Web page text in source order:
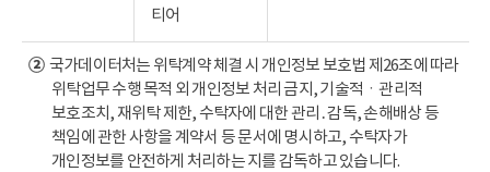
티어
②국가데이터처는 위탁계약 체결 시 개인정보 보호법 제26조에 따라
위탁업무 수행 목적 외 개인정보 처리 금지, 기술적ㆍ관리적
보호조치, 재위탁 제한, 수탁자에 대한 관리․감독, 손해배상 등
책임에 관한 사항을 계약서 등 문서에 명시하고, 수탁자가
개인정보를 안전하게 처리하는 지를 감독하고 있습니다.